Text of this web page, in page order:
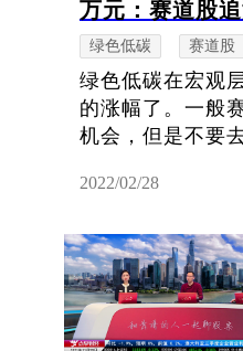
万元：赛道股
绿色低碳 赛道股
绿色低碳在宏观
的涨幅了。一般
机会，但是不要
2022/02/28